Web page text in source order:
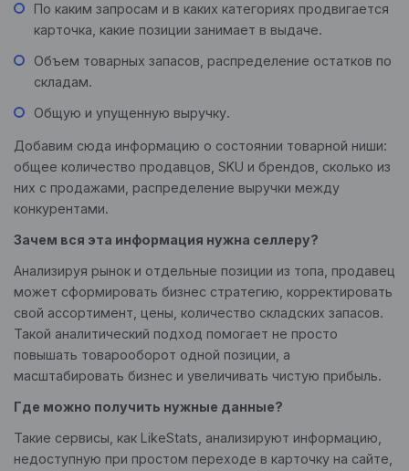
По каким запросам и в каких категориях продвигается
карточка, какие позиции занимает в выдаче.
Объем товарных запасов, распределение остатков по
складам.
Общую и упущенную выручку.
Добавим сюда информацию о состоянии товарной ниши:
общее количество продавцов, SKU и брендов, сколько из
них с продажами, распределение выручки между
конкурентами.
Зачем вся эта информация нужна селлеру?
Анализируя рынок и отдельные позиции из топа, продавец
может сформировать бизнес стратегию, корректировать
свой ассортимент, цены, количество складских запасов.
Такой аналитический подход помогает не просто
повышать товарооборот одной позиции, а
масштабировать бизнес и увеличивать чистую прибыль.
Где можно получить нужные данные?
Такие сервисы, как LikeStats, анализируют информацию,
недоступную при простом переходе в карточку на сайте,